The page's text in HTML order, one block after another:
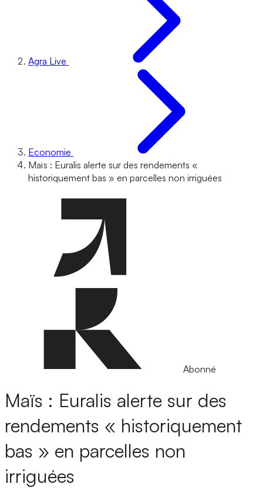
Agra Live
Economie
Maïs : Euralis alerte sur des rendements «
historiquement bas » en parcelles non irriguées
Abonné
Maïs : Euralis alerte sur des
rendements « historiquement
bas » en parcelles non
irriguées